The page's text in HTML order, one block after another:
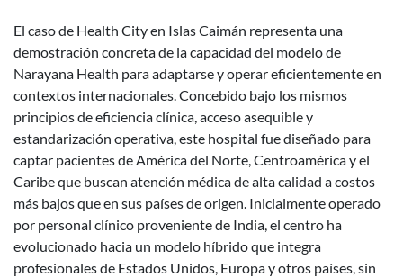
El caso de Health City en Islas Caimán representa una
demostración concreta de la capacidad del modelo de
Narayana Health para adaptarse y operar eficientemente en
contextos internacionales. Concebido bajo los mismos
principios de eficiencia clínica, acceso asequible y
estandarización operativa, este hospital fue diseñado para
captar pacientes de América del Norte, Centroamérica y el
Caribe que buscan atención médica de alta calidad a costos
más bajos que en sus países de origen. Inicialmente operado
por personal clínico proveniente de India, el centro ha
evolucionado hacia un modelo híbrido que integra
profesionales de Estados Unidos, Europa y otros países, sin